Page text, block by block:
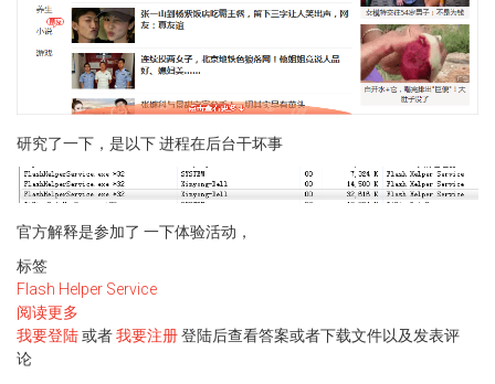
研究了一下，是以下 进程在后台干坏事
官方解释是参加了 一下体验活动，
标签
Flash Helper Service
阅读更多
于
我要登陆或者我要注册登陆后查看答案或者下载文件以及发表评
论